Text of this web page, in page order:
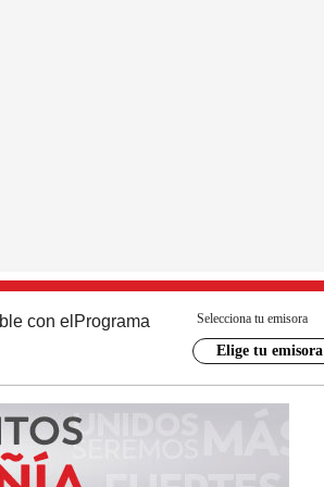
con el Programa Selecciona tu emisora
Elige tu emisora